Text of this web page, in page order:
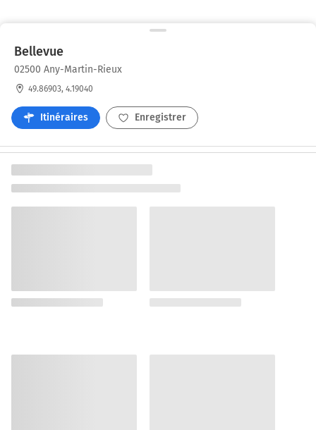
Bellevue
02500 Any-Martin-Rieux
49.86903, 4.19040
Itinéraires Enregistrer